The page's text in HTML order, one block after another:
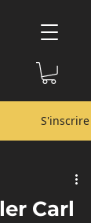
S'inscrire
Carl